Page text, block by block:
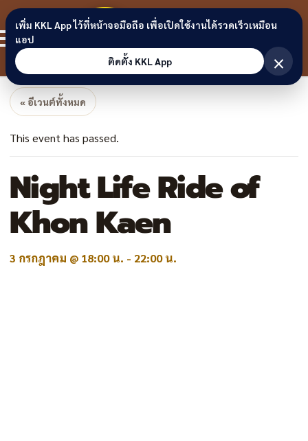
Skip to content
ขอนแก่น
ลิงก์
« อีเวนต์ทั้งหมด
This event has passed.
Night Life Ride of
Khon Kaen
3 กรกฎาคม @ 18:00 น. - 22:00 น.
เพิ่ม KKL App ไว้ที่หน้าจอมือถือ เพื่อเปิดใช้งานได้รวดเร็วเหมือน
แอป
ติดตั้ง KKL App
×